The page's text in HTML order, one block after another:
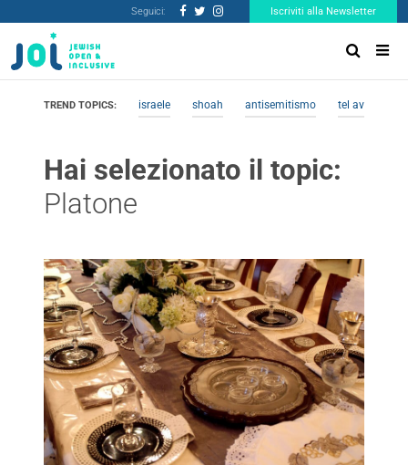
Seguici: Iscriviti alla Newsletter
TREND TOPICS: israele shoah antisemitismo tel aviv
Hai selezionato il topic:
Platone